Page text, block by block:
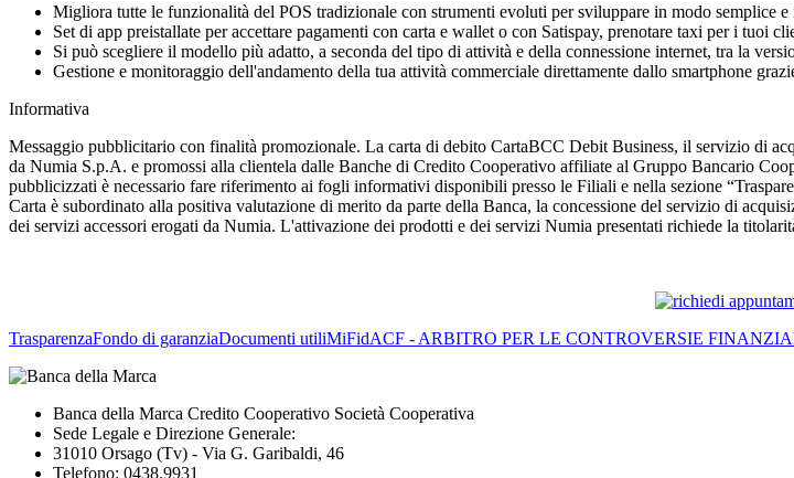
Migliora tutte le funzionalità del POS tradizionale con strumenti evoluti per sviluppare in modo semplice
Set di app preistallate per accettare pagamenti con carta e wallet o con Satispay, prenotare taxi per i tuoi
Si può scegliere il modello più adatto, a seconda del tipo di attività e della connessione internet, tra la
Gestione e monitoraggio dell'andamento della tua attività commerciale direttamente dallo smartphone
Informativa
Messaggio pubblicitario con finalità promozionale. La carta di debito CartaBCC Debit Business, il servizio di
da Numia S.p.A. e promossi alla clientela dalle Banche di Credito Cooperativo affiliate al Gruppo Bancario
pubblicizzati è necessario fare riferimento ai fogli informativi disponibili presso le Filiali e nella sezione
Carta è subordinato alla positiva valutazione di merito da parte della Banca, la concessione del servizio di
dei servizi accessori erogati da Numia. L'attivazione dei prodotti e dei servizi Numia presentati richiede la
TrasparenzaFondo di garanziaDocumenti utiliMiFidACF - ARBITRO PER LE CONTROVERSIE
Banca della Marca Credito Cooperativo Società Cooperativa
Sede Legale e Direzione Generale:
31010 Orsago (Tv) - Via G. Garibaldi, 46
Telefono: 0438.9931